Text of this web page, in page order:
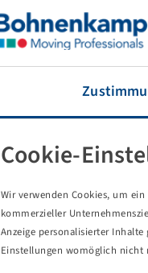
Cookie-
Wir verwenden Cookies, um
kommerzieller
Anzeige personalisierter
Einstellungen womöglich nicht
29800175